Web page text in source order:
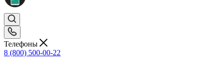
Телефоны
8 (800) 500-00-22